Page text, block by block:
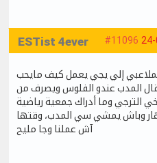
#11096
ESTist 4ever
إلي يجي يعمل كيف مايحب
المدب عندو الفلوس ويصرف من
الترجي وما أدراك جمعية رياضية
وباش يمشي سي المدب، وقتها
آش عملنا وجا مليح